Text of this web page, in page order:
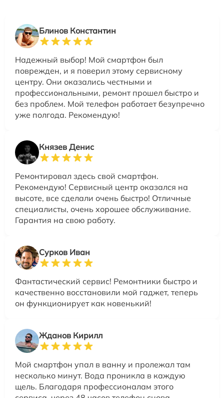
Блинов Константин
Надежный выбор! Мой смартфон был
поврежден, и я поверил этому сервисному
центру. Они оказались честными и
профессиональными, ремонт прошел быстро и
без проблем. Мой телефон работает безупречно
уже полгода. Рекомендую!
Князев Денис
Ремонтировал здесь свой смартфон.
Рекомендую! Сервисный центр оказался на
высоте, все сделали очень быстро! Отличные
специалисты, очень хорошее обслуживание.
Гарантия на свою работу.
Сурков Иван
Фантастический сервис! Ремонтники быстро и
качественно восстановили мой гаджет, теперь
он функционирует как новенький!
Жданов Кирилл
Мой смартфон упал в ванну и пролежал там
несколько минут. Вода проникла в каждую
щель. Благодаря профессионалам этого